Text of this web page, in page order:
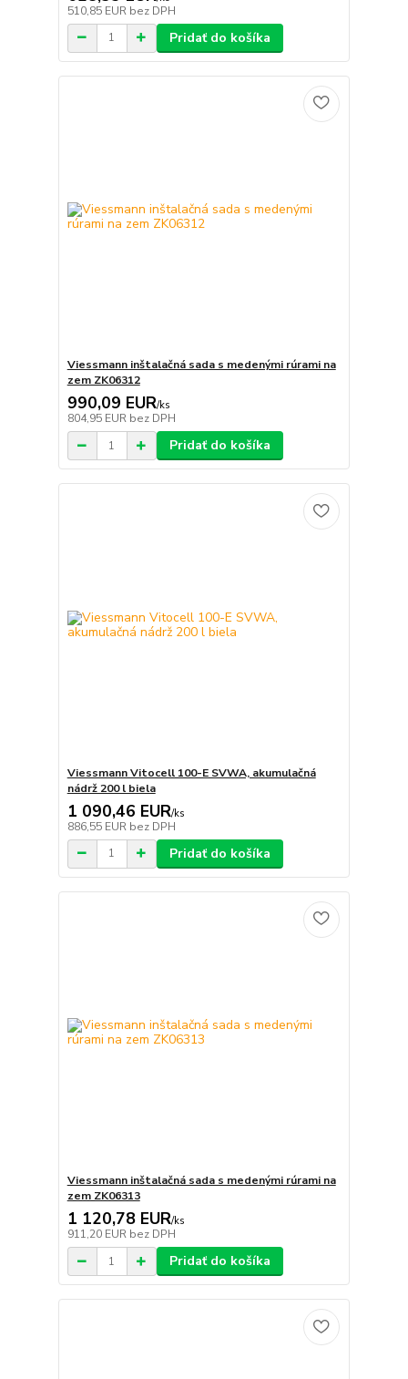
510,85 EUR bez DPH
Pridať do košíka
Viessmann inštalačná sada s medenými rúrami na
zem ZK06312
990,09 EUR/ks
804,95 EUR bez DPH
Pridať do košíka
Viessmann Vitocell 100-E SVWA, akumulačná
nádrž 200 l biela
1 090,46 EUR/ks
886,55 EUR bez DPH
Pridať do košíka
Viessmann inštalačná sada s medenými rúrami na
zem ZK06313
1 120,78 EUR/ks
911,20 EUR bez DPH
Pridať do košíka